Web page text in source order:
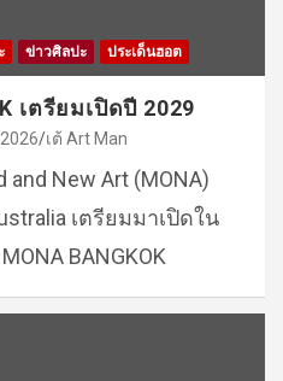
ข่าวศิลปะ ประเด็นฮอต
เตรียมเปิดปี 2029
เต้ Art Man
and New Art (MONA)
เตรียมมาเปิดใน
BANGKOK